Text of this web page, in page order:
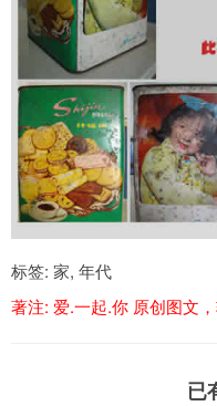
标签: 家, 年代
著注: 爱.一起.你 原创图文
已